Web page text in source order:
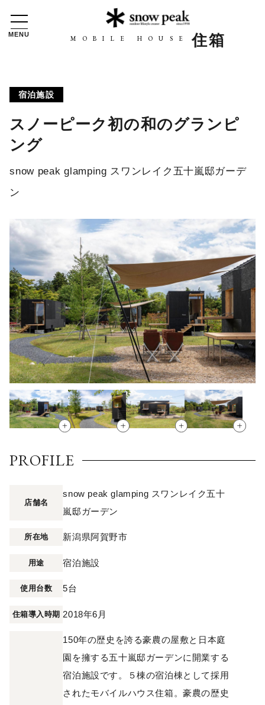
MENU
MOBILE HOUSE 住箱
宿泊施設
スノーピーク初の和のグランピ
ング
snow peak glamping スワンレイク五十嵐邸ガーデ
ン
PROFILE
店舗名
snow peak glamping スワンレイク五十
嵐邸ガーデン
所在地 新潟県阿賀野市
用途 宿泊施設
使用台数 5台
住箱導入時期 2018年6月
150年の歴史を誇る豪農の屋敷と日本庭
園を擁する五十嵐邸ガーデンに開業する
宿泊施設です。５棟の宿泊棟として採用
されたモバイルハウス住箱。豪農の歴史